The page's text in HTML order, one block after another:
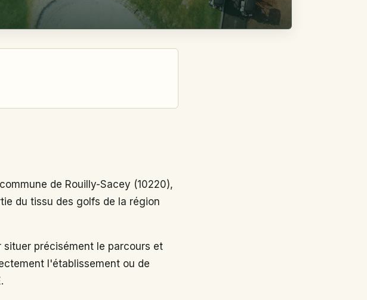
de Rouilly-Sacey (10220),
du tissu des golfs de la région
situer précisément le parcours et
l'établissement ou de